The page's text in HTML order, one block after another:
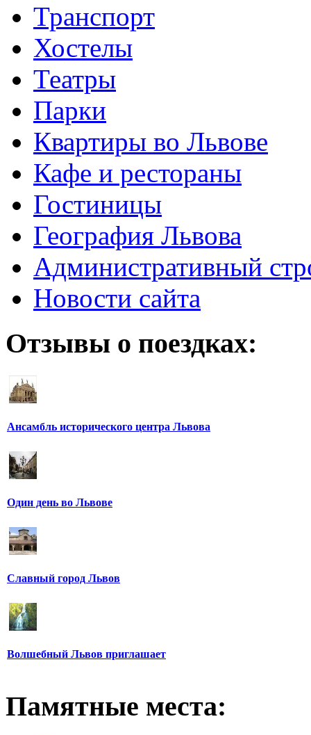
Транспорт
Хостелы
Театры
Парки
Квартиры во Львове
Кафе и рестораны
Гостиницы
География Львова
Административный
Новости сайта
Отзывы о поездках:
Ансамбль исторического центра Львова
Один день во Львове
Славный город Львов
Волшебный Львов приглашает
Памятные места: